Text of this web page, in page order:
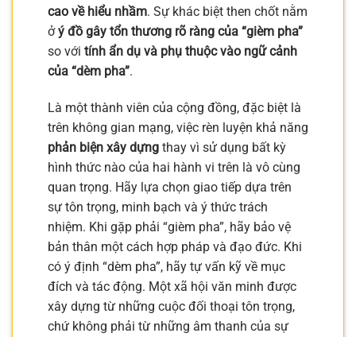
cao về hiểu nhầm. Sự khác biệt then chốt nằm
ởý đồ gây tổn thương rõ ràng của “gièm pha”
so với tính ẩn dụ và phụ thuộc vào ngữ cảnh
của “dèm pha”.
Là một thành viên của cộng đồng, đặc biệt là
trên không gian mạng, việc rèn luyện khả năng
phản biện xây dựng thay vì sử dụng bất kỳ
hình thức nào của hai hành vi trên là vô cùng
quan trọng. Hãy lựa chọn giao tiếp dựa trên
sự tôn trọng, minh bạch và ý thức trách
nhiệm. Khi gặp phải “gièm pha”, hãy bảo vệ
bản thân một cách hợp pháp và đạo đức. Khi
có ý định “dèm pha”, hãy tự vấn kỹ về mục
đích và tác động. Một xã hội văn minh được
xây dựng từ những cuộc đối thoại tôn trọng,
chứ không phải từ những âm thanh của sự